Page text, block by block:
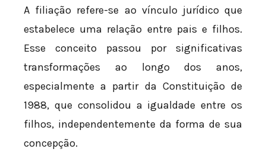
A filiação refere-se ao vínculo jurídico que
estabelece uma relação entre pais e filhos.
Esse conceito passou por significativas
transformações ao longo dos anos,
especialmente a partir da Constituição de
1988, que consolidou a igualdade entre os
filhos, independentemente da forma de sua
concepção.